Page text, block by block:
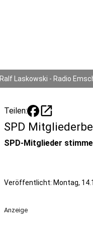
Ralf Laskowski - Radio
Teilen: open_in_new
SPD
SPD-Mitglieder
Veröffentlicht: Montag,
Anzeige